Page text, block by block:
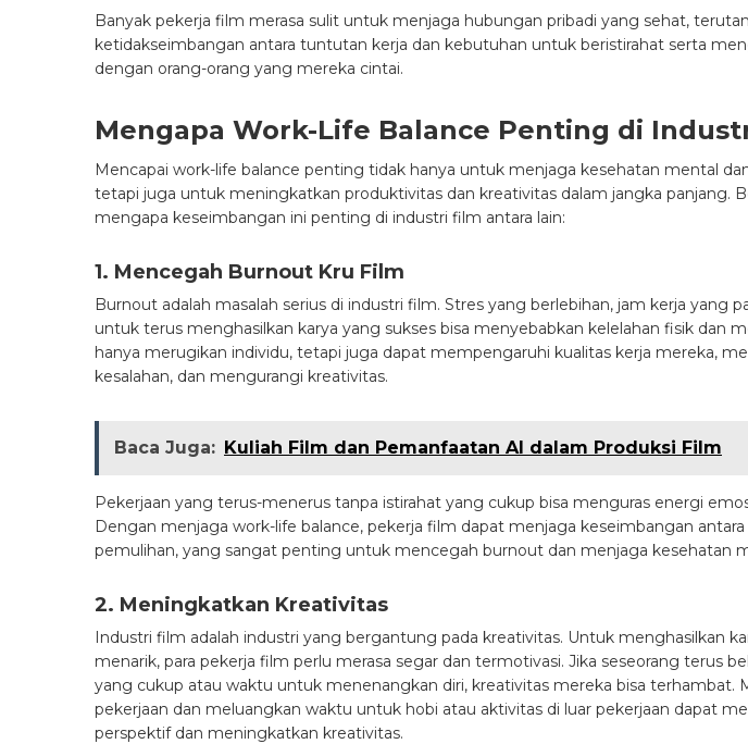
Banyak pekerja film merasa sulit untuk menjaga hubungan pribadi yang sehat,
ketidakseimbangan antara tuntutan kerja dan kebutuhan untuk beristirahat serta
dengan orang-orang yang mereka cintai.
Mengapa Work-Life Balance Penting di
Mencapai work-life balance penting tidak hanya untuk menjaga kesehatan mental
tetapi juga untuk meningkatkan produktivitas dan kreativitas dalam jangka panjang.
mengapa keseimbangan ini penting di industri film antara lain:
1. Mencegah Burnout Kru Film
Burnout adalah masalah serius di industri film. Stres yang berlebihan, jam kerja yang
untuk terus menghasilkan karya yang sukses bisa menyebabkan kelelahan fisik dan
hanya merugikan individu, tetapi juga dapat mempengaruhi kualitas kerja mereka,
kesalahan, dan mengurangi kreativitas.
Baca Juga: Kuliah Film dan Pemanfaatan AI dalam Produksi Film
Pekerjaan yang terus-menerus tanpa istirahat yang cukup bisa menguras energi
Dengan menjaga work-life balance, pekerja film dapat menjaga keseimbangan antara
pemulihan, yang sangat penting untuk mencegah burnout dan menjaga kesehatan
2. Meningkatkan Kreativitas
Industri film adalah industri yang bergantung pada kreativitas. Untuk menghasilkan
menarik, para pekerja film perlu merasa segar dan termotivasi. Jika seseorang terus
yang cukup atau waktu untuk menenangkan diri, kreativitas mereka bisa terhambat.
pekerjaan dan meluangkan waktu untuk hobi atau aktivitas di luar pekerjaan dapat
perspektif dan meningkatkan kreativitas.